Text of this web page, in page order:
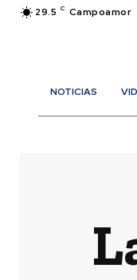
29.5 C Campoamor
NOTICIAS